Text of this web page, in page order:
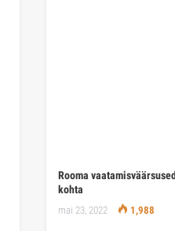
Rooma
kohta
mai 23, 2022 1,988